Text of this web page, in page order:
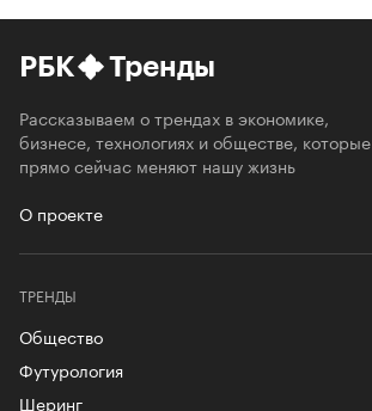
РБК Тренды
Рассказываем о трендах в экономике,
бизнесе, технологиях и обществе, которые
прямо сейчас меняют нашу жизнь
О проекте
ТРЕНДЫ
Общество
Футурология
Шеринг